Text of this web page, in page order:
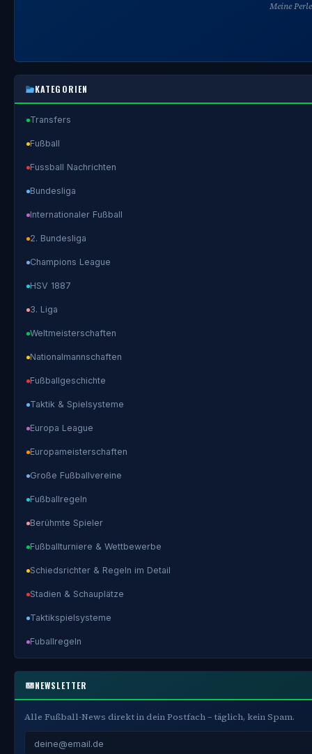
Meine
KATEGORIEN
Transfers
Fußball
Fussball Nachrichten
Bundesliga
Internationaler Fußball
2. Bundesliga
Champions League
HSV 1887
3. Liga
Weltmeisterschaften
Nationalmannschaften
Fußballgeschichte
Taktik & Spielsysteme
Europa League
Europameisterschaften
Große Fußballvereine
Fußballregeln
Berühmte Spieler
Fußballturniere & Wettbewerbe
Schiedsrichter & Regeln im Detail
Stadien & Schauplätze
Taktikspielsysteme
Fuballregeln
NEWSLETTER
Alle Fußball-News direkt in dein Postfach – täglich, kein Spam.